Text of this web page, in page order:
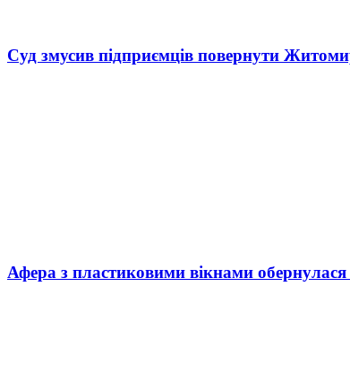
Суд змусив підприємців повернути
Афера з пластиковими вікнами обернулася